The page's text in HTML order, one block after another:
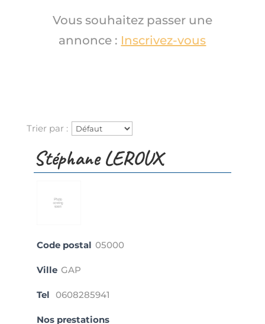
Vous souhaitez passer une
annonce : Inscrivez-vous
Trier par :
Stéphane LEROUX
Code postal 05000
Ville GAP
Tel 0608285941
Nos prestations